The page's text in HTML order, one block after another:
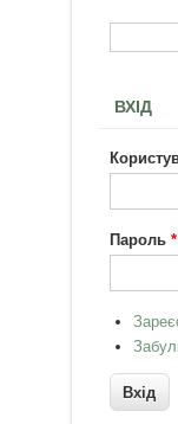
ВХІД
Пароль*